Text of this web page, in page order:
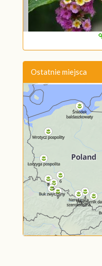
Ostatnie miejsca